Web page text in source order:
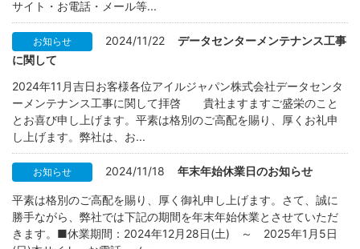
サイト・お電話・メール等...
お知らせ 2024/11/22
データセンターメンテナンス工事
に関して
2024年11月吉日お客様各位アイルジャパン株式会社データセンタ
ーメンテナンス工事に関して拝啓 貴社ますますご盛栄のこと
とお喜び申し上げます。平素は格別のご高配を賜り、厚くお礼申
し上げます。弊社は、お...
お知らせ 2024/11/18 年末年始休業日のお知らせ
平素は格別のご高配を賜り、厚く御礼申し上げます。さて、誠に
勝手ながら、弊社では下記の期間を年末年始休業とさせていただ
きます。■休業期間：2024年12月28日(土) ～ 2025年1月5日